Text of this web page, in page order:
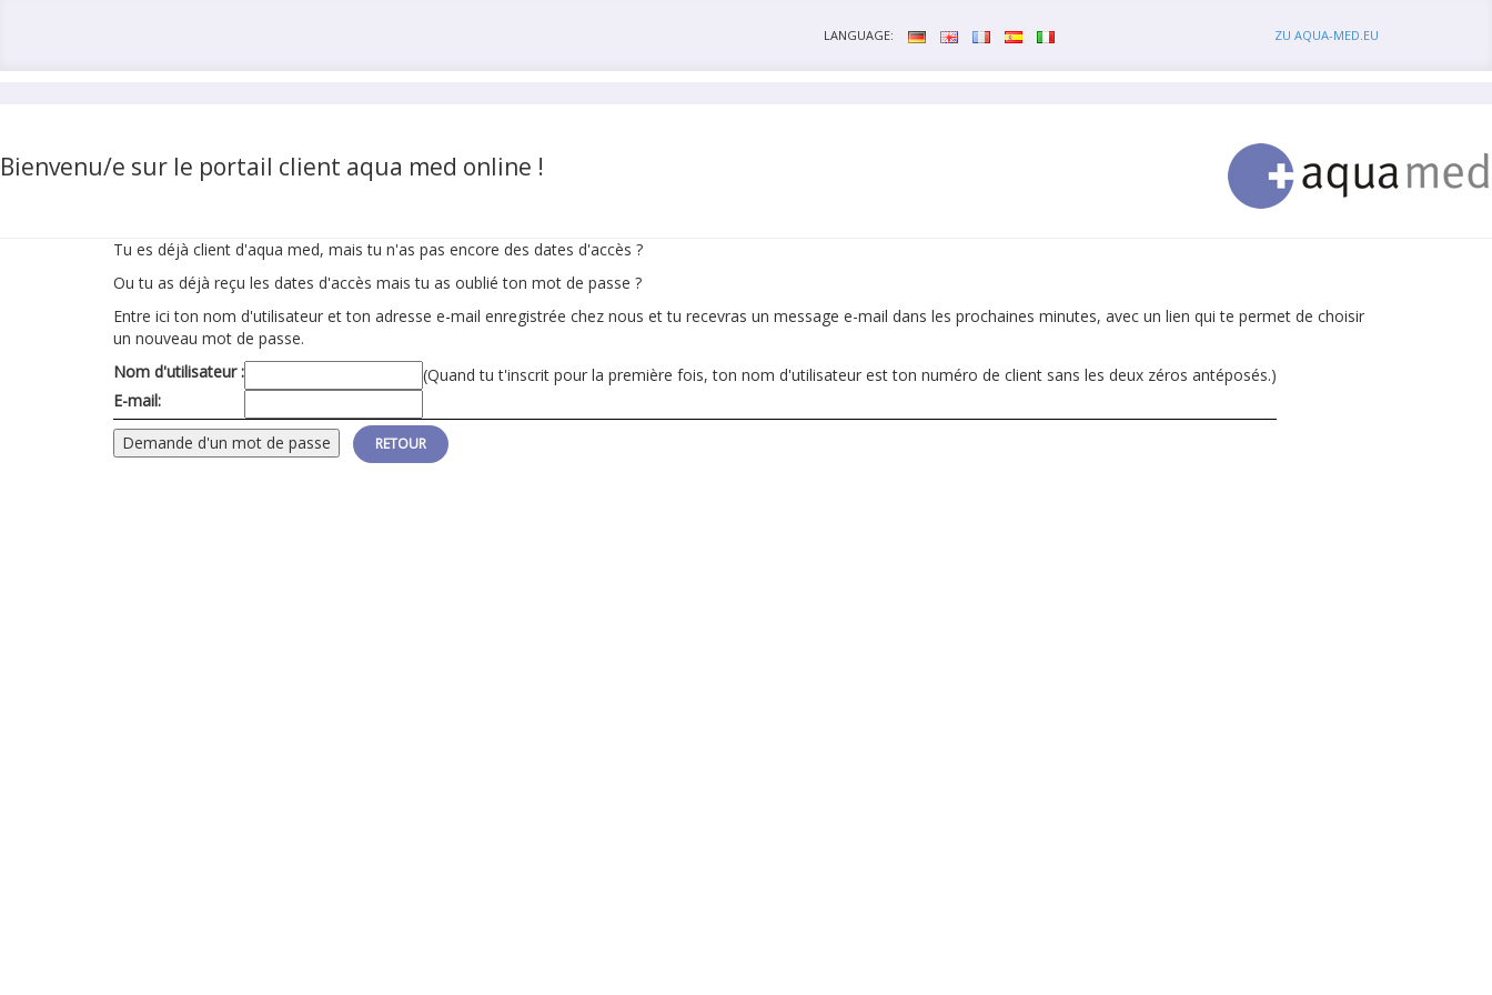
LANGUAGE: ZU AQUA-MED.EU
Bienvenu/e sur le portail client aqua med online !
Tu es déjà client d'aqua med, mais tu n'as pas encore des dates d'accès ?
Ou tu as déjà reçu les dates d'accès mais tu as oublié ton mot de passe ?
Entre ici ton nom d'utilisateur et ton adresse e-mail enregistrée chez nous et tu recevras un message e-mail dans les prochaines minutes, avec un lien qui te permet de choisir
un nouveau mot de passe.
RETOUR
Nom d'utilisateur :
(Quand tu t'inscrit pour la première fois, ton nom d'utilisateur est ton numéro de client sans les deux zéros antéposés.)
E-mail: